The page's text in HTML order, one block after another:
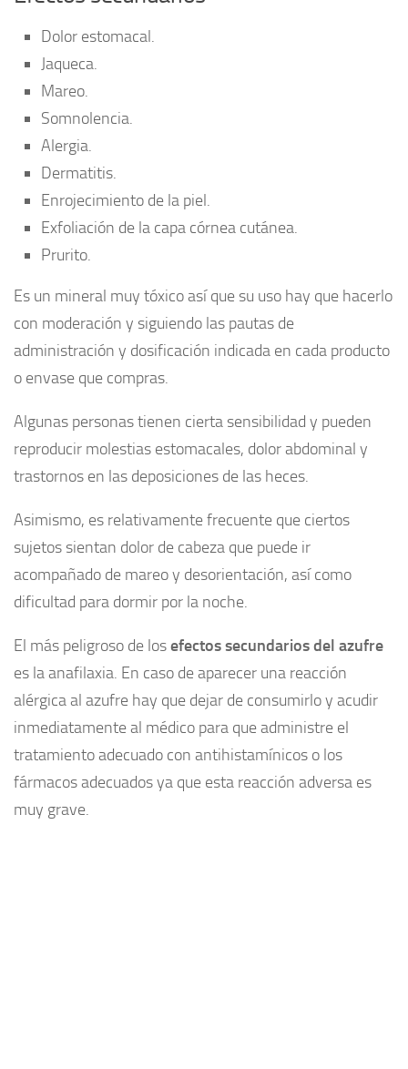
Dolor estomacal.
Jaqueca.
Mareo.
Somnolencia.
Alergia.
Dermatitis.
Enrojecimiento de la piel.
Exfoliación de la capa córnea cutánea.
Prurito.
Es un mineral muy tóxico así que su uso hay que hacerlo
con moderación y siguiendo las pautas de
administración y dosificación indicada en cada producto
o envase que compras.
Algunas personas tienen cierta sensibilidad y pueden
reproducir molestias estomacales, dolor abdominal y
trastornos en las deposiciones de las heces.
Asimismo, es relativamente frecuente que ciertos
sujetos sientan dolor de cabeza que puede ir
acompañado de mareo y desorientación, así como
dificultad para dormir por la noche.
El más peligroso de losefectos secundarios del azufre
es la anafilaxia. En caso de aparecer una reacción
alérgica al azufre hay que dejar de consumirlo y acudir
inmediatamente al médico para que administre el
tratamiento adecuado con antihistamínicos o los
fármacos adecuados ya que esta reacción adversa es
muy grave.